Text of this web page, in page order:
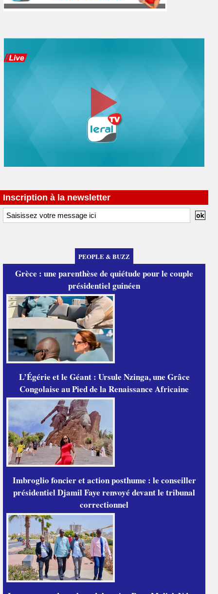
Inscription à la newsletter
PEOPLE & BUZZ
Grèce : une parenthèse de quiétude pour le couple
présidentiel guinéen
L’Égérie et le Géant : Ursule Nzinga, une Grâce
Congolaise au Pied de la Renaissance Africaine
Imbroglio foncier et action posthume : le conseiller
présidentiel Djamil Faye renvoyé devant le tribunal
correctionnel